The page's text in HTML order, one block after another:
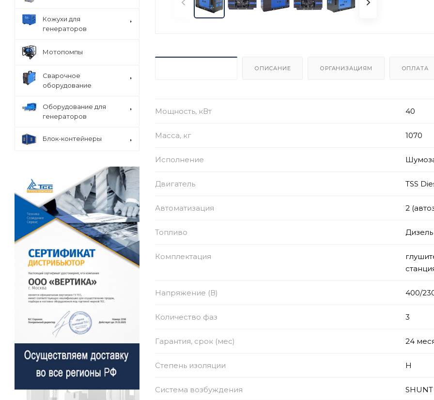
ОПИСАНИЕ ОРГАНИЗАЦИЯМ ОПЛАТА
Мощность, кВт 40
Масса, кг 1070
Исполнение
Двигатель TSS
Автоматизация 2
Топливо Дизель
Комплектация
Напряжение (В) 400/
Количество фаз 3
Гарантия, срок (мес) 24
Степень изоляции Н
Система возбуждения SHUNT
Кожухи для
генераторов
Мотопомпы
Сварочное
оборудование
Оборудование для
генераторов
Блок-контейнеры